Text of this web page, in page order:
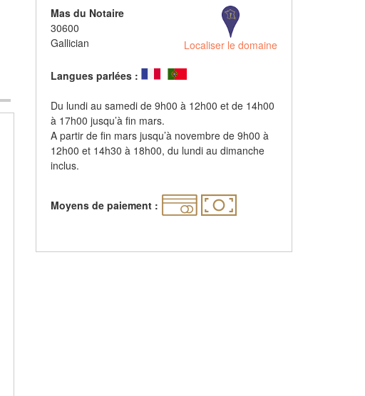
Mas du Notaire
30600
Gallician
Localiser le domaine
Langues parlées :
Du lundi au samedi de 9h00 à 12h00 et de 14h00
à 17h00 jusqu’à fin mars.
A partir de fin mars jusqu’à novembre de 9h00 à
12h00 et 14h30 à 18h00, du lundi au dimanche
inclus.
Moyens de paiement :